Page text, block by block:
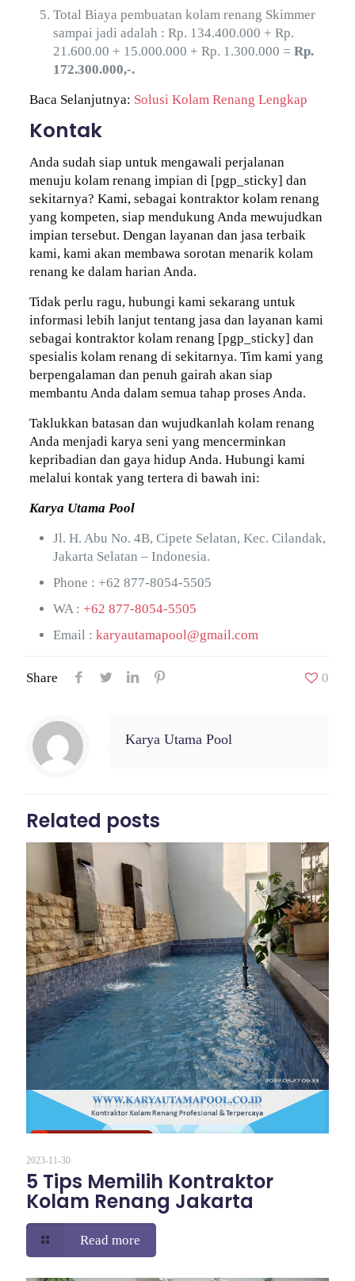
Total Biaya pembuatan kolam renang Skimmer
sampai jadi adalah : Rp. 134.400.000 + Rp.
21.600.00 + 15.000.000 + Rp. 1.300.000 = Rp.
172.300.000,-.
Baca Selanjutnya: Solusi Kolam Renang Lengkap
Kontak
Anda sudah siap untuk mengawali perjalanan
menuju kolam renang impian di [pgp_sticky] dan
sekitarnya? Kami, sebagai kontraktor kolam renang
yang kompeten, siap mendukung Anda mewujudkan
impian tersebut. Dengan layanan dan jasa terbaik
kami, kami akan membawa sorotan menarik kolam
renang ke dalam harian Anda.
Tidak perlu ragu, hubungi kami sekarang untuk
informasi lebih lanjut tentang jasa dan layanan kami
sebagai kontraktor kolam renang [pgp_sticky] dan
spesialis kolam renang di sekitarnya. Tim kami yang
berpengalaman dan penuh gairah akan siap
membantu Anda dalam semua tahap proses Anda.
Taklukkan batasan dan wujudkanlah kolam renang
Anda menjadi karya seni yang mencerminkan
kepribadian dan gaya hidup Anda. Hubungi kami
melalui kontak yang tertera di bawah ini:
Karya Utama Pool
Jl. H. Abu No. 4B, Cipete Selatan, Kec. Cilandak,
Jakarta Selatan – Indonesia.
Phone : +62 877-8054-5505
WA : +62 877-8054-5505
Email : karyautamapool@gmail.com
Share 0
Karya Utama Pool
Related posts
2023-11-30
5 Tips Memilih Kontraktor
Kolam Renang Jakarta
Read more